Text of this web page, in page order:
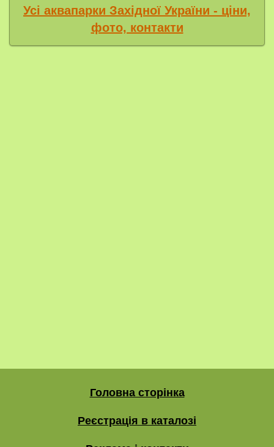
Усі аквапарки Західної України - ціни,
фото, контакти
Головна сторінка
Реєстрація в каталозі